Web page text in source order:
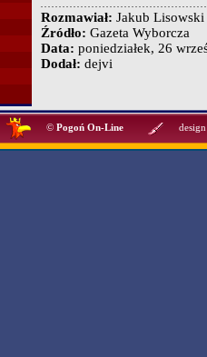
Rozmawiał: Jakub Lisowski
Źródło: Gazeta Wyborcza
Data: poniedziałek, 26
Dodał: dejvi
© Pogoń On-Line